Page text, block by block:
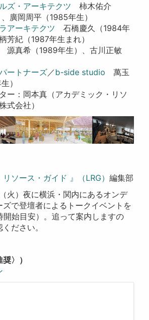
ズ・アーキテクツ 柿木佑介
、廣岡周平（1985年生）
アーキテクツ 石橋慶久（1984年
芳紀（1987年生まれ）
源真希（1989年生）、古川正敏
ートナーズ ／b-side studio 萬玉
）
ー：岡本真（アカデミック・リソ
式会社）
リソース・ガイド 』（LRG）編集部
火）夜に横浜・関内にあるオンデ
で登壇者によるトークイベントを
開始目安）。追って案内しますの
ださい。
〉）